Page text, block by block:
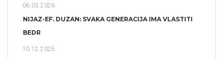
06.03.2026.
NIJAZ-EF. DUZAN: SVAKA GENERACIJA IMA VLASTITI
BEDR
10.12.2025.